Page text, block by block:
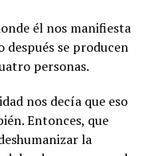
él nos manifiesta
se producen
personas.
nos decía que eso
Entonces, que
la